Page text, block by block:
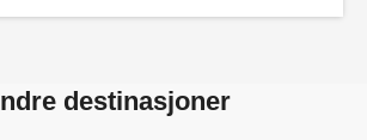
destinasjoner